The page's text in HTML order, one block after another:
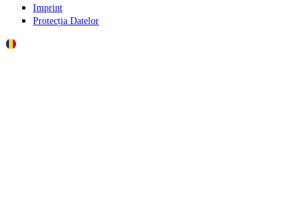
Imprint
Protecția Datelor